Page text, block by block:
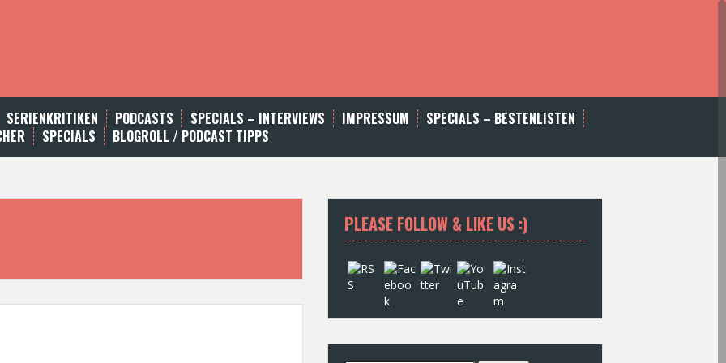
SERIENKRITIKEN PODCASTS SPECIALS – INTERVIEWS IMPRESSUM
SPECIALS – BESTENLISTEN
SPECIALS BLOGROLL / PODCAST TIPPS
PLEASE FOLLOW & LIKE US :)